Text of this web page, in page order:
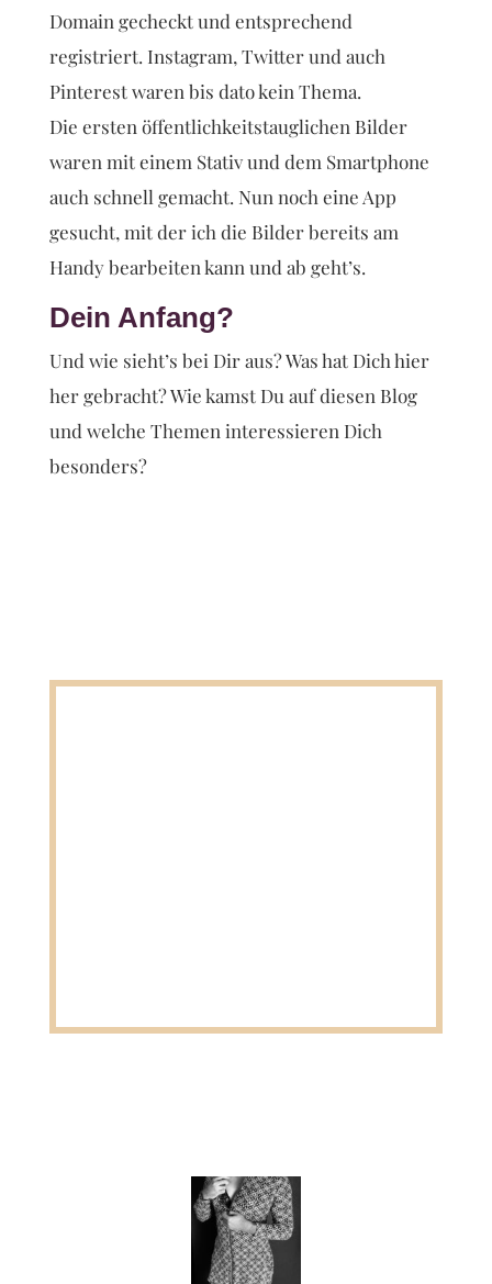
Domain gecheckt und entsprechend
registriert. Instagram, Twitter und auch
Pinterest waren bis dato kein Thema.
Die ersten öffentlichkeitstauglichen Bilder
waren mit einem Stativ und dem Smartphone
auch schnell gemacht. Nun noch eine App
gesucht, mit der ich die Bilder bereits am
Handy bearbeiten kann und ab geht’s.
Dein Anfang?
Und wie sieht’s bei Dir aus? Was hat Dich hier
her gebracht? Wie kamst Du auf diesen Blog
und welche Themen interessieren Dich
besonders?